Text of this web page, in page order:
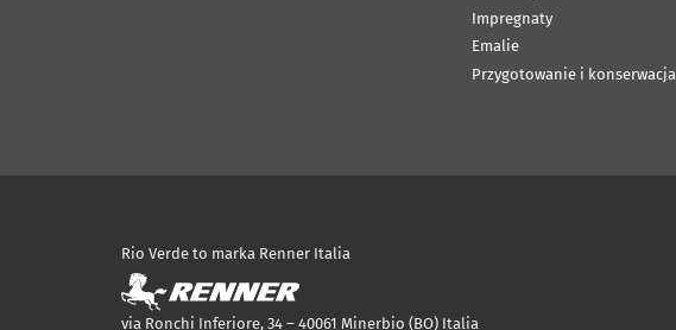
Impregnaty
Emalie
Przygotowanie i konserwacja
Rio Verde to marka Renner Italia
via Ronchi Inferiore, 34 – 40061 Minerbio (BO) Italia